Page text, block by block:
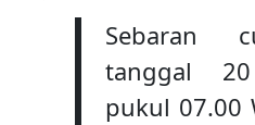
Sebaran
tanggal
pukul 07.00